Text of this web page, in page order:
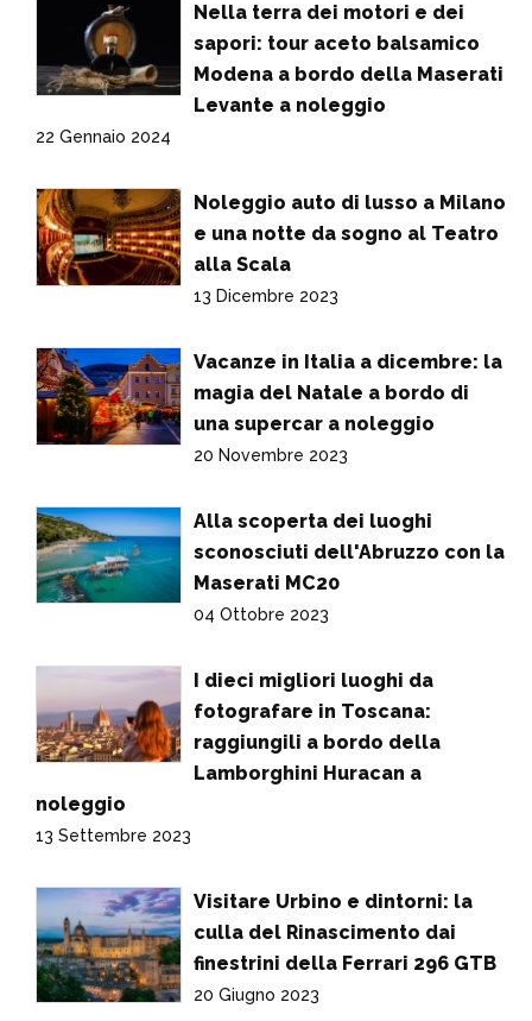
Nella terra dei motori e dei
sapori: tour aceto balsamico
Modena a bordo della Maserati
Levante a noleggio
22 Gennaio 2024
Noleggio auto di lusso a Milano
e una notte da sogno al Teatro
alla Scala
13 Dicembre 2023
Vacanze in Italia a dicembre: la
magia del Natale a bordo di
una supercar a noleggio
20 Novembre 2023
Alla scoperta dei luoghi
sconosciuti dell'Abruzzo con la
Maserati MC20
04 Ottobre 2023
I dieci migliori luoghi da
fotografare in Toscana:
raggiungili a bordo della
Lamborghini Huracan a
noleggio
13 Settembre 2023
Visitare Urbino e dintorni: la
culla del Rinascimento dai
finestrini della Ferrari 296 GTB
20 Giugno 2023